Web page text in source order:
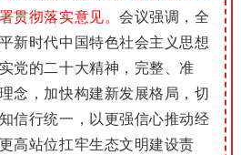
贯彻落实意见。会议强调，全
新时代中国特色社会主义思想
党的二十大精神，完整、准
念，加快构建新发展格局，切
信行统一，以更强信心推动经
高站位扛牢生态文明建设责